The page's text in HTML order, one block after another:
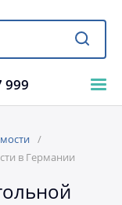
999
в Германии